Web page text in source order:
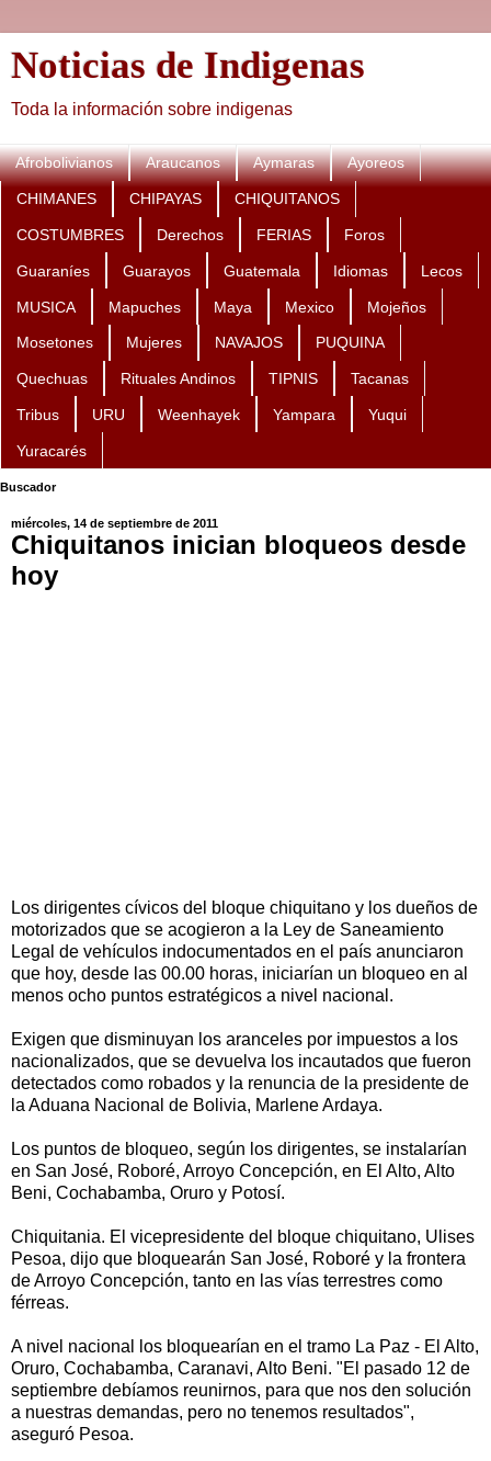
Noticias de Indigenas
Toda la información sobre indigenas
Afrobolivianos Araucanos Aymaras Ayoreos
CHIMANES CHIPAYAS CHIQUITANOS
COSTUMBRES Derechos FERIAS Foros
Guaraníes Guarayos Guatemala Idiomas Lecos
MUSICA Mapuches Maya Mexico Mojeños
Mosetones Mujeres NAVAJOS PUQUINA
Quechuas Rituales Andinos TIPNIS Tacanas
Tribus URU Weenhayek Yampara Yuqui
Yuracarés
Buscador
miércoles, 14 de septiembre de 2011
Chiquitanos inician bloqueos desde
hoy
Los dirigentes cívicos del bloque chiquitano y los dueños de
motorizados que se acogieron a la Ley de Saneamiento
Legal de vehículos indocumentados en el país anunciaron
que hoy, desde las 00.00 horas, iniciarían un bloqueo en al
menos ocho puntos estratégicos a nivel nacional.
Exigen que disminuyan los aranceles por impuestos a los
nacionalizados, que se devuelva los incautados que fueron
detectados como robados y la renuncia de la presidente de
la Aduana Nacional de Bolivia, Marlene Ardaya.
Los puntos de bloqueo, según los dirigentes, se instalarían
en San José, Roboré, Arroyo Concepción, en El Alto, Alto
Beni, Cochabamba, Oruro y Potosí.
Chiquitania. El vicepresidente del bloque chiquitano, Ulises
Pesoa, dijo que bloquearán San José, Roboré y la frontera
de Arroyo Concepción, tanto en las vías terrestres como
férreas.
A nivel nacional los bloquearían en el tramo La Paz - El Alto,
Oruro, Cochabamba, Caranavi, Alto Beni. "El pasado 12 de
septiembre debíamos reunirnos, para que nos den solución
a nuestras demandas, pero no tenemos resultados",
aseguró Pesoa.